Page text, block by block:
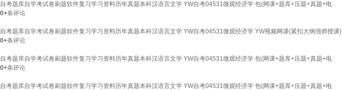
自考题库自学考试卷刷题软件复习学习资料历年真题本科汉语言文学 YW自考04531微观经济学 包(网课+题库+压题+真题+电
0+条评论
自考题库自学考试卷刷题软件复习学习资料历年真题本科汉语言文学 YW自考04531微观经济学 YW视频网课(紧扣大纲强师授课)
0+条评论
自考题库自学考试卷刷题软件复习学习资料历年真题本科汉语言文学 YW自考04531微观经济学 包(网课+题库+压题+真题+电
0+条评论
自考题库自学考试卷刷题软件复习学习资料历年真题本科汉语言文学 YW自考04531微观经济学 包(网课+题库+压题+真题+电